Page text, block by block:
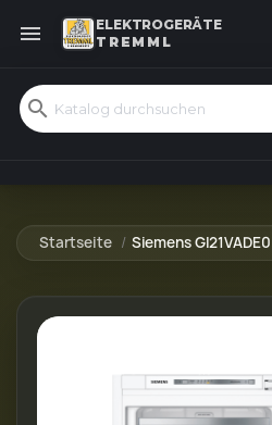

ELEKTROGERÄTE
TREMML
search
Startseite Siemens GI21VADE0